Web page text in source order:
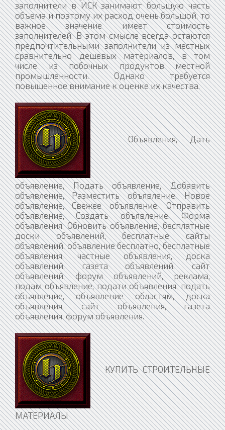
заполнители в ИСК занимают большую часть
объема и поэтому их расход очень большой, то
важное значение имеет стоимость
заполнителей. В этом смысле всегда остаются
предпочтительными заполнители из местных
сравнительно дешевых материалов, в том
числе из побочных продуктов местной
промышленности. Однако требуется
повышенное внимание к оценке их качества.​​​​​​​
Объявления, Дать
объявление, Подать объявление, Добавить
объявление, Разместить объявление, Новое
объявление, Свежее объявление, Отправить
объявление, Создать объявление, Форма
объявления, Обновить объявление, бесплатные
доски объявлений, бесплатные сайты
объявлений, объявление бесплатно, бесплатные
объявления, частные объявления, доска
объявлений, газета объявлений, сайт
объявлений, форум объявлений, реклама,
подам объявление, подати объявления, подать
объявление, объявление областям, доска
объявления, сайт объявления, газета
объявления, форум объявления.
КУПИТЬ СТРОИТЕЛЬНЫЕ
МАТЕРИАЛЫ